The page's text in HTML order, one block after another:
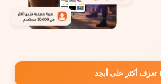
تعرف أكثر على أبجد